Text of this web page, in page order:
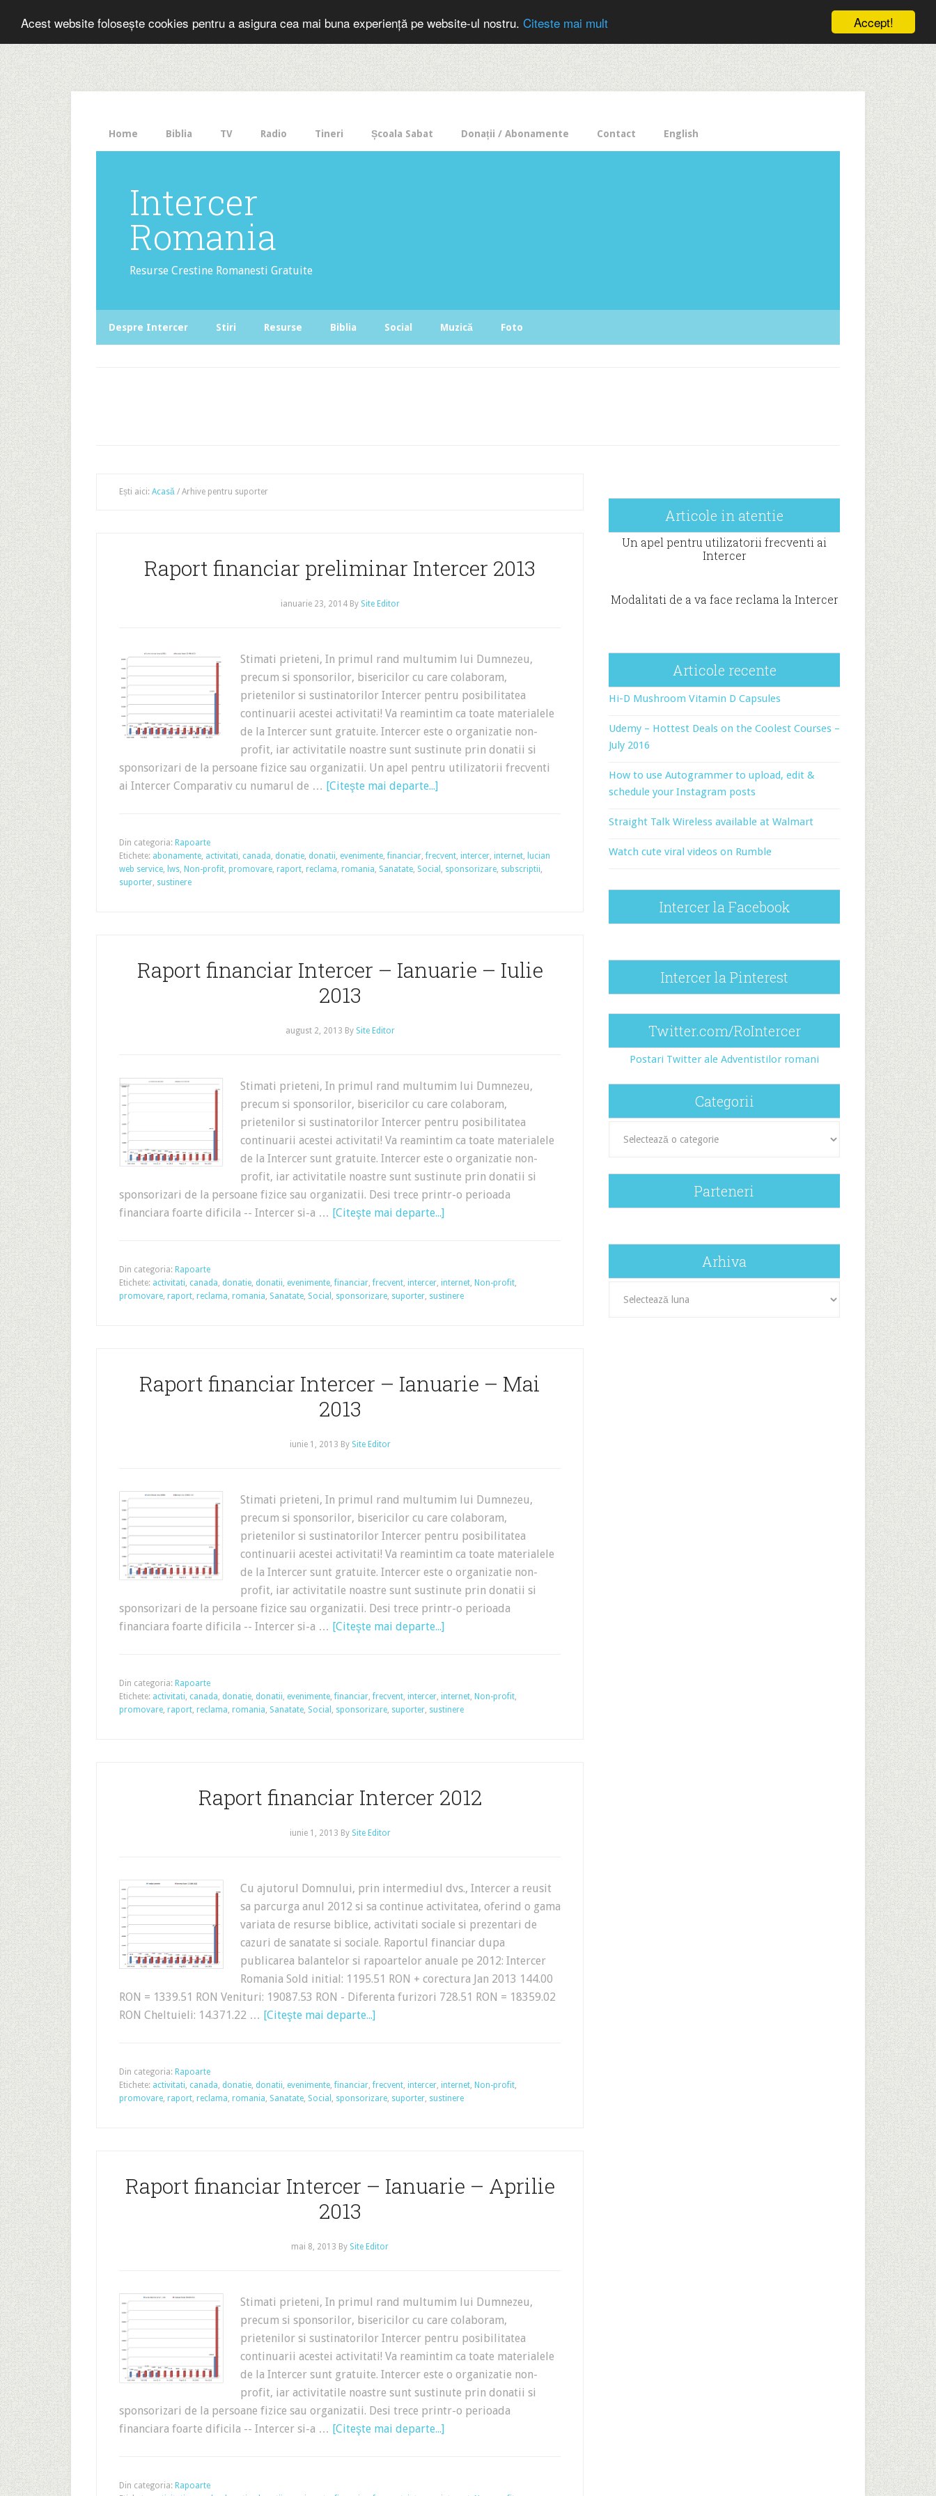
Accept!
Acest website folosește cookies pentru a asigura cea mai buna experiență pe website-ul nostru. Citeste mai mult
The
HelloBar
- a
little
bar
that
gets
noticed!
Home Biblia TV Radio Tineri Școala Sabat Donații / Abonamente Contact English
Intercer
Romania
Resurse Crestine Romanesti Gratuite
Despre Intercer Stiri Resurse Biblia Social Muzică Foto
Ești aici: Acasă / Arhive pentru suporter
Raport financiar preliminar Intercer 2013
ianuarie 23, 2014By Site Editor
Stimati prieteni, In primul rand multumim lui Dumnezeu,
precum si sponsorilor, bisericilor cu care colaboram,
prietenilor si sustinatorilor Intercer pentru posibilitatea
continuarii acestei activitati! Va reamintim ca toate materialele
de la Intercer sunt gratuite. Intercer este o organizatie non-
profit, iar activitatile noastre sunt sustinute prin donatii si
sponsorizari de la persoane fizice sau organizatii. Un apel pentru utilizatorii frecventi
ai Intercer Comparativ cu numarul de … [Citeşte mai departe...]
Din categoria: Rapoarte
Etichete: abonamente, activitati, canada, donatie, donatii, evenimente,financiar,frecvent, intercer, internet, lucian
web service, lws, Non-profit, promovare, raport, reclama, romania, Sanatate, Social , sponsorizare, subscriptii,
suporter, sustinere
Raport financiar Intercer – Ianuarie – Iulie
2013
august 2, 2013 By Site Editor
Stimati prieteni, In primul rand multumim lui Dumnezeu,
precum si sponsorilor, bisericilor cu care colaboram,
prietenilor si sustinatorilor Intercer pentru posibilitatea
continuarii acestei activitati! Va reamintim ca toate materialele
de la Intercer sunt gratuite. Intercer este o organizatie non-
profit, iar activitatile noastre sunt sustinute prin donatii si
sponsorizari de la persoane fizice sau organizatii. Desi trece printr-o perioada
financiara foarte dificila -- Intercer si-a … [Citeşte mai departe...]
Din categoria: Rapoarte
Etichete: activitati, canada, donatie, donatii, evenimente,financiar,frecvent, intercer, internet, Non-profit,
promovare, raport, reclama, romania, Sanatate, Social , sponsorizare, suporter, sustinere
Raport financiar Intercer – Ianuarie – Mai
2013
iunie 1, 2013 By Site Editor
Stimati prieteni, In primul rand multumim lui Dumnezeu,
precum si sponsorilor, bisericilor cu care colaboram,
prietenilor si sustinatorilor Intercer pentru posibilitatea
continuarii acestei activitati! Va reamintim ca toate materialele
de la Intercer sunt gratuite. Intercer este o organizatie non-
profit, iar activitatile noastre sunt sustinute prin donatii si
sponsorizari de la persoane fizice sau organizatii. Desi trece printr-o perioada
financiara foarte dificila -- Intercer si-a … [Citeşte mai departe...]
Din categoria: Rapoarte
Etichete: activitati, canada, donatie, donatii, evenimente,financiar,frecvent, intercer, internet, Non-profit,
promovare, raport, reclama, romania, Sanatate, Social , sponsorizare, suporter, sustinere
Raport financiar Intercer 2012
iunie 1, 2013 By Site Editor
Cu ajutorul Domnului, prin intermediul dvs., Intercer a reusit
sa parcurga anul 2012 si sa continue activitatea, oferind o gama
variata de resurse biblice, activitati sociale si prezentari de
cazuri de sanatate si sociale. Raportul financiar dupa
publicarea balantelor si rapoartelor anuale pe 2012: Intercer
Romania Sold initial: 1195.51 RON + corectura Jan 2013 144.00
RON = 1339.51 RON Venituri: 19087.53 RON - Diferenta furizori 728.51 RON = 18359.02
RON Cheltuieli: 14.371.22 … [Citeşte mai departe...]
Din categoria: Rapoarte
Etichete: activitati, canada, donatie, donatii, evenimente,financiar,frecvent, intercer, internet, Non-profit,
promovare, raport, reclama, romania, Sanatate, Social , sponsorizare, suporter, sustinere
Raport financiar Intercer – Ianuarie – Aprilie
2013
mai 8, 2013 By Site Editor
Stimati prieteni, In primul rand multumim lui Dumnezeu,
precum si sponsorilor, bisericilor cu care colaboram,
prietenilor si sustinatorilor Intercer pentru posibilitatea
continuarii acestei activitati! Va reamintim ca toate materialele
de la Intercer sunt gratuite. Intercer este o organizatie non-
profit, iar activitatile noastre sunt sustinute prin donatii si
sponsorizari de la persoane fizice sau organizatii. Desi trece printr-o perioada
financiara foarte dificila -- Intercer si-a … [Citeşte mai departe...]
Din categoria: Rapoarte
Articole in atentie
Un apel pentru utilizatorii frecventi ai
Intercer
Modalitati de a va face reclama la Intercer
Articole recente
Hi-D Mushroom Vitamin D Capsules
Udemy – Hottest Deals on the Coolest Courses –
July 2016
How to use Autogrammer to upload, edit &
schedule your Instagram posts
Straight Talk Wireless available at Walmart
Watch cute viral videos on Rumble
Intercer la Facebook
Intercer la Pinterest
Twitter.com/RoIntercer
Postari Twitter ale Adventistilor romani
Categorii
Parteneri
Arhiva